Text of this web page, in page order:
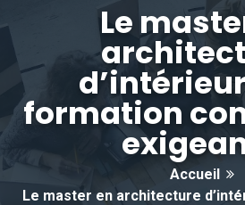
Le
formation
Accueil
Le master en architecture